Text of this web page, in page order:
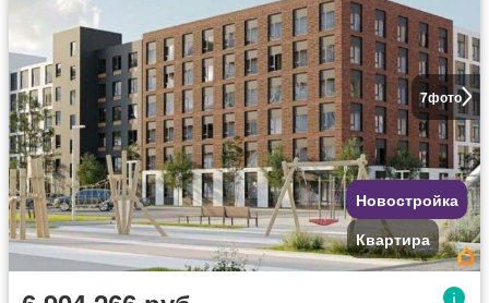
7фото
Новостройка
Квартира